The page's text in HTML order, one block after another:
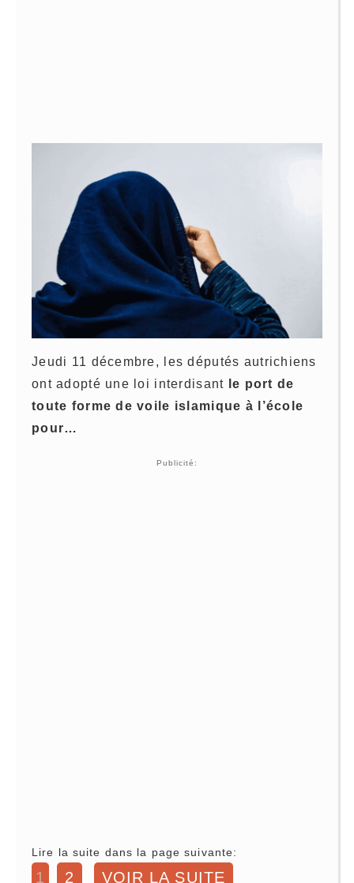
Jeudi 11 décembre, les députés autrichiens
ont adopté une loi interdisant
le port de
toute forme de voile islamique à l’école
pour…
Publicité:
Lire la suite dans la page suivante:
1 2 VOIR LA SUITE